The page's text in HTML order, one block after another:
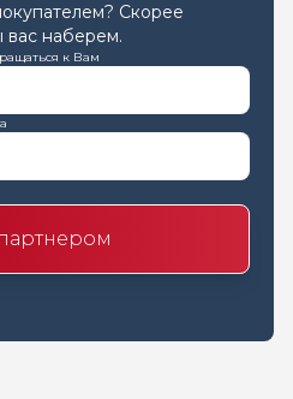
Скорее
вас наберем.
к Вам